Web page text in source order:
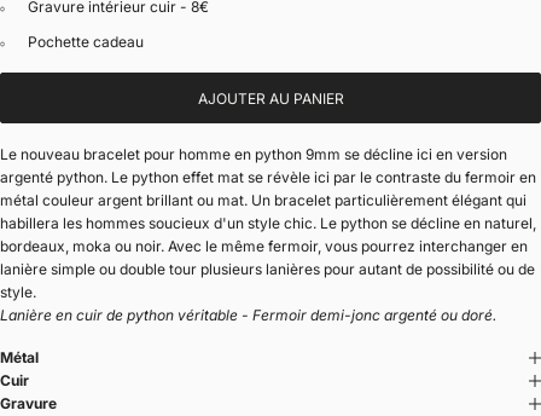
Gravure intérieur cuir - 8€
Pochette cadeau
AJOUTER AU PANIER
Le nouveau bracelet pour homme en python 9mm se décline ici en version
argenté python. Le python effet mat se révèle ici par le contraste du fermoir en
métal couleur argent brillant ou mat. Un bracelet particulièrement élégant qui
habillera les hommes soucieux d'un style chic. Le python se décline en naturel,
bordeaux, moka ou noir. Avec le même fermoir, vous pourrez interchanger en
lanière simple ou double tour plusieurs lanières pour autant de possibilité ou de
style.
Lanière en cuir de python véritable - Fermoir demi-jonc argenté ou doré.
Métal
Cuir
Gravure